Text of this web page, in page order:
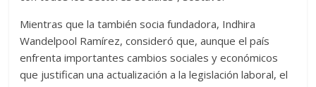
Mientras que la también socia fundadora, Indhira
Wandelpool Ramírez, consideró que, aunque el país
enfrenta importantes cambios sociales y económicos
que justifican una actualización a la legislación laboral, el